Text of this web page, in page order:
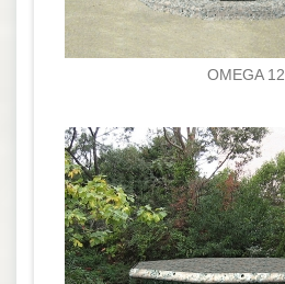
OMEGA 12